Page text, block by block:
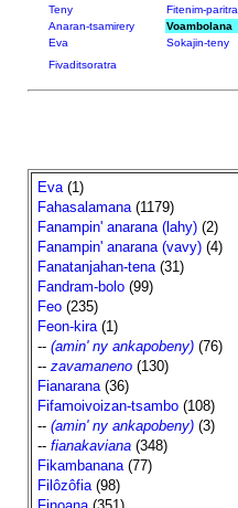
Teny Fitenim-paritra
Anaran-tsamirery
Voambolana
Eva
Sokajin-teny
Fivaditsoratra
Eva(1)
Fahasalamana(1179)
Fanampin' anarana (lahy)(2)
Fanampin' anarana (vavy)(4)
Fanatanjahan-tena(31)
Fandram-bolo(99)
Feo(235)
Feon-kira(1)
-- (amin' ny ankapobeny)(76)
-- zavamaneno(130)
Fianarana(36)
Fifamoivoizan-tsambo(108)
-- (amin' ny ankapobeny)(3)
-- fianakaviana(348)
Fikambanana(77)
Filôzôfia(98)